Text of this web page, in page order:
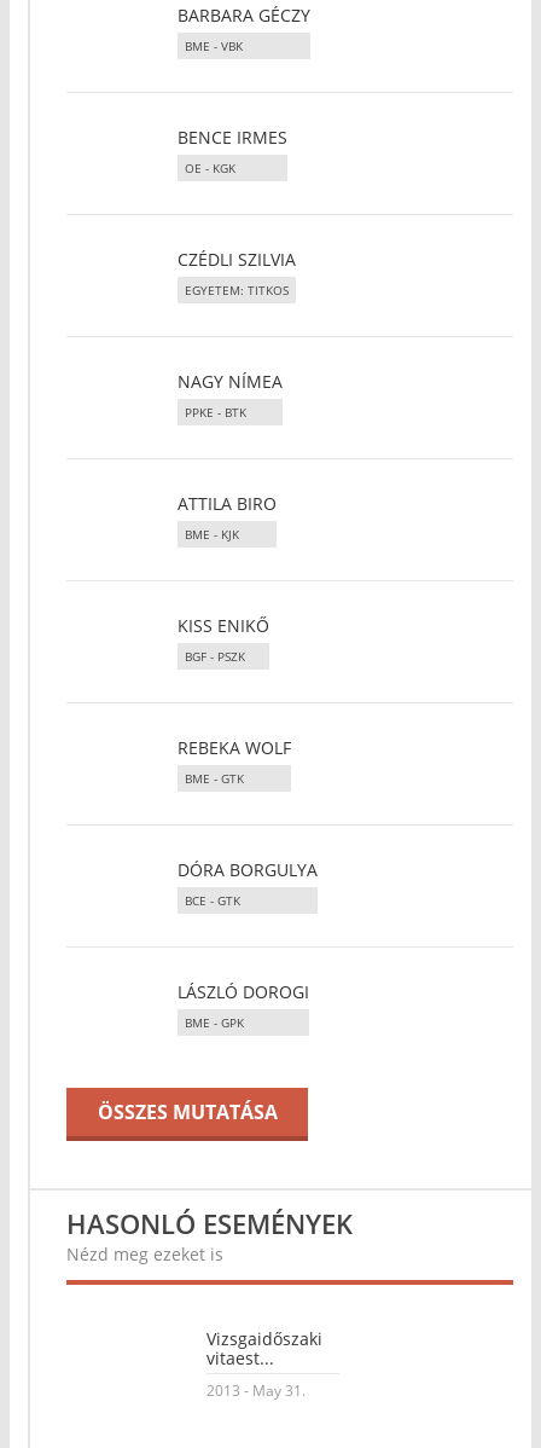
BARBARA GÉCZY
BME - VBK
BENCE IRMES
OE - KGK
CZÉDLI SZILVIA
EGYETEM: TITKOS
NAGY NÍMEA
PPKE - BTK
ATTILA BIRO
BME - KJK
KISS ENIKŐ
BGF - PSZK
REBEKA WOLF
BME - GTK
DÓRA BORGULYA
BCE - GTK
LÁSZLÓ DOROGI
BME - GPK
ÖSSZES MUTATÁSA
HASONLÓ ESEMÉNYEK
Nézd meg ezeket is
Vizsgaidőszaki
vitaest...
2013 - May 31.